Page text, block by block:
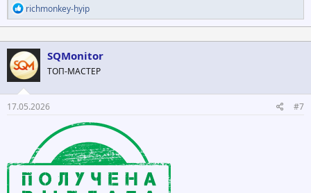
Р
е
а
к
ц
и
и
:
richmonkey-hyip
SQMonitor
ТОП-МАСТЕР
17.05.2026 #7